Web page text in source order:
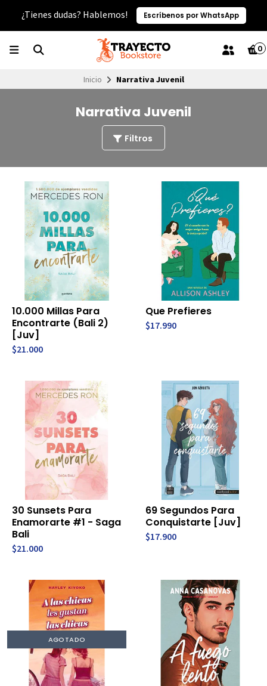
¿Tienes dudas? Hablemos! Escríbenos por WhatsApp
0
Inicio Narrativa Juvenil
Narrativa Juvenil
Filtros
10.000 Millas Para
Encontrarte (Bali 2)
[Juv]
$21.000
Que Prefieres
$17.990
30 Sunsets Para
Enamorarte #1 - Saga
Bali
$21.000
69 Segundos Para
Conquistarte [Juv]
$17.900
AGOTADO